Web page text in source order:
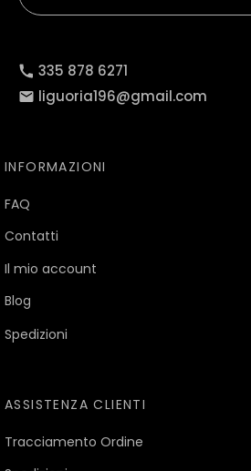
335 878 6271
liguoria196@gmail.com
INFORMAZIONI
FAQ
Contatti
Il mio account
Blog
Spedizioni
ASSISTENZA CLIENTI
Tracciamento Ordine